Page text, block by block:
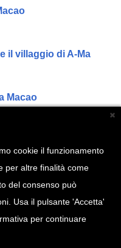
il villaggio di A-Ma
Macao
di Macao
a Macao
cookie il funzionamento
per altre finalità come
del consenso può
Usa il pulsante 'Accetta'
per continuare